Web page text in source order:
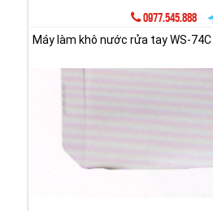
0977.545.888
Máy làm khô nước rửa tay WS-74C